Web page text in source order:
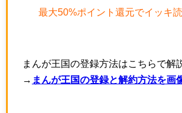
最大50%ポイント還元でイッキ読
まんが王国の登録方法はこちらで解
→ まんが王国の登録と解約方法を画